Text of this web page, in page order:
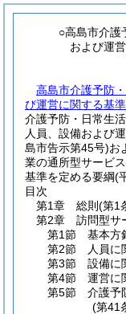
○高島市介護
および運
高島市介護予防
び運営に関する基
介護予防・日常生
人員、設備および
島市告示第45号)お
業の通所型サービ
基準を定める要綱(
目次
第1章
総則 (第1
第2章
訪問型サ
第1節
基本方
第2節
人員に
第3節
設備に
第4節
運営に
第5節
介護予
(第41